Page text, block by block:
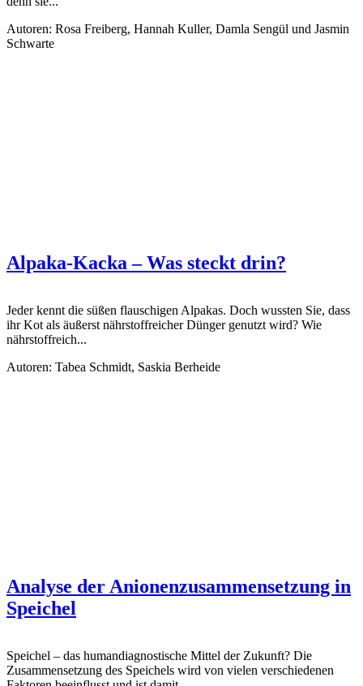
Autoren: Rosa Freiberg, Hannah Kuller, Damla Sengül und Jasmin
Schwarte
Alpaka-Kacka – Was steckt drin?
Jeder kennt die süßen flauschigen Alpakas. Doch wussten Sie, dass
ihr Kot als äußerst nährstoffreicher Dünger genutzt wird? Wie
nährstoffreich...
Autoren: Tabea Schmidt, Saskia Berheide
Analyse der Anionenzusammensetzung in
Speichel
Speichel – das humandiagnostische Mittel der Zukunft? Die
Zusammensetzung des Speichels wird von vielen verschiedenen